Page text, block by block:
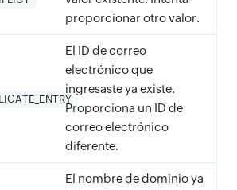
proporcionar otro valor.
El ID de correo
electrónico que
ingresaste ya existe.
Proporciona un ID de
correo electrónico
diferente.
El nombre de dominio ya